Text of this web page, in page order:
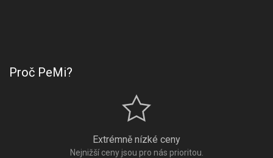
Proč PeMi?
Extrémně nízké ceny
Nejnižší ceny jsou pro nás prioritou.